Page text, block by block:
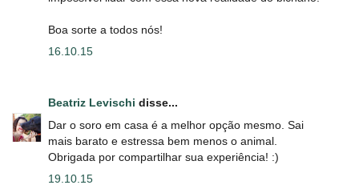
Boa sorte a todos nós!
16.10.15
Beatriz Levischi disse...
Dar o soro em casa é a melhor opção mesmo. Sai
mais barato e estressa bem menos o animal.
Obrigada por compartilhar sua experiência! :)
19.10.15